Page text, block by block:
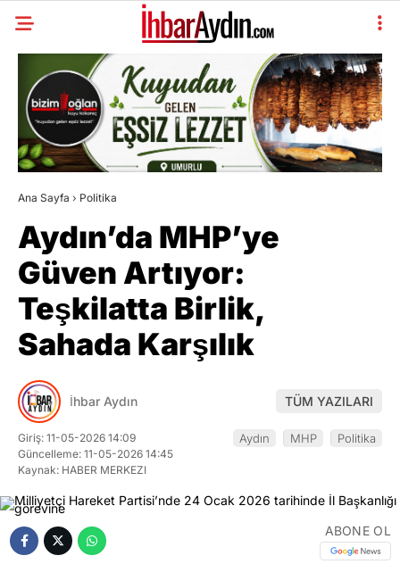
Ana Sayfa › Politika
Aydın’da MHP’ye
Güven Artıyor:
Teşkilatta Birlik,
Sahada Karşılık
İhbar Aydın TÜM YAZILARI
Giriş: 11-05-2026 14:09
Güncelleme: 11-05-2026 14:45
Kaynak: HABER MERKEZI
Aydın MHP Politika
ABONE OL